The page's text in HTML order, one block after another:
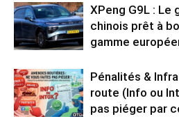
XPeng G9L : Le
chinois prêt à
gamme
Pénalités &
route (Info ou
pas piéger par